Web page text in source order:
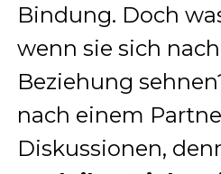
Bindung. Doch
wenn sie sich
Beziehung
nach einem
Diskussionen,